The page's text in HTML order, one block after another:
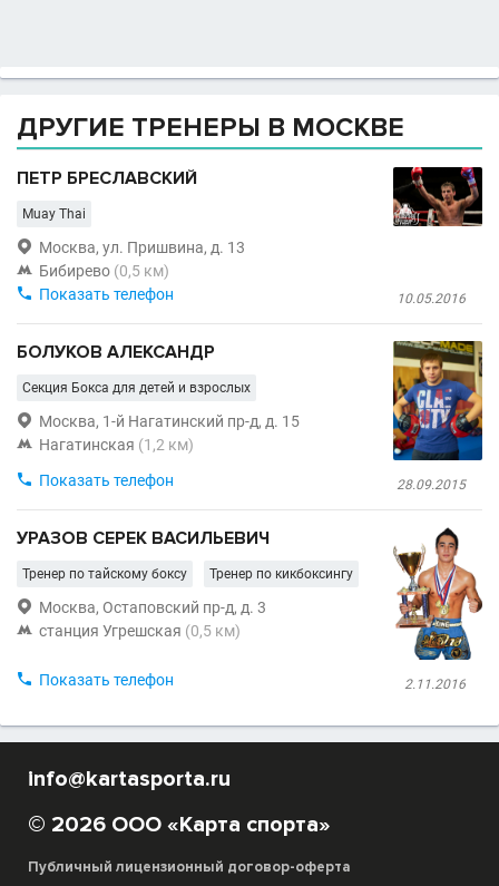
ДРУГИЕ ТРЕНЕРЫ В МОСКВЕ
ПЕТР БРЕСЛАВСКИЙ
Muay Thai
 Москва, ул. Пришвина, д. 13
 Бибирево (0,5 км)
10.05.2016
 Показать телефон
БОЛУКОВ АЛЕКСАНДР
Секция Бокса для детей и взрослых
 Москва, 1-й Нагатинский пр-д, д. 15
 Нагатинская (1,2 км)
28.09.2015
 Показать телефон
УРАЗОВ СЕРЕК ВАСИЛЬЕВИЧ
Тренер по тайскому боксу Тренер по кикбоксингу
 Москва, Остаповский пр-д, д. 3
 станция Угрешская (0,5 км)
2.11.2016
 Показать телефон
info@kartasporta.ru
© 2026 ООО «Карта спорта»
Публичный лицензионный договор-оферта